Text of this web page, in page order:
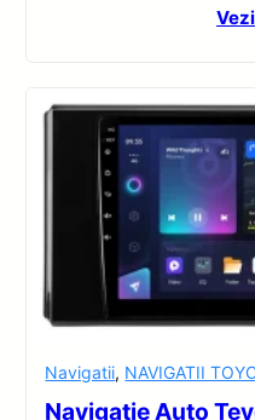
Navigatii, NAVIGATII
Navigație Auto